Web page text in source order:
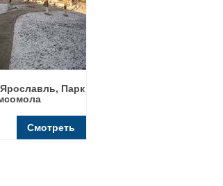
Парк
Смотреть